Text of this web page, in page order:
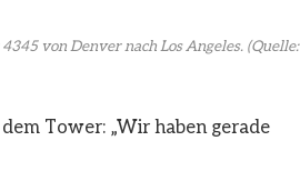
von Denver nach Los Angeles.(Quelle:
Tower: „Wir haben gerade